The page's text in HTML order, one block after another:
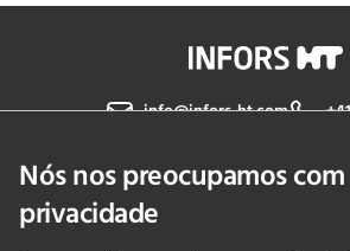
Nós nos preocupamos
privacidade
info@infors-ht.com
Fale Conosco